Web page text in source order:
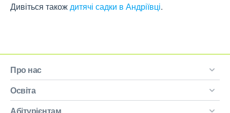
Дивіться такождитячі садки в Андріївці.
Про нас
Освіта